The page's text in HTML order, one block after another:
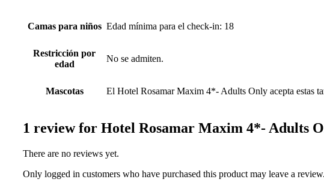
Camas para niños Edad mínima para el check-in: 18
Restricción por
edad
No se admiten.
Mascotas El Hotel Rosamar Maxim 4*- Adults Only acepta estas
1 review for Hotel Rosamar Maxim 4*- Adults
There are no reviews yet.
Only logged in customers who have purchased this product may leave a review.